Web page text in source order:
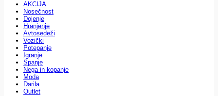
AKCIJA
Nosečnost
Dojenje
Hranjenje
Avtosedeži
Vozički
Potepanje
Igranje
Spanje
Nega in kopanje
Moda
Darila
Outlet